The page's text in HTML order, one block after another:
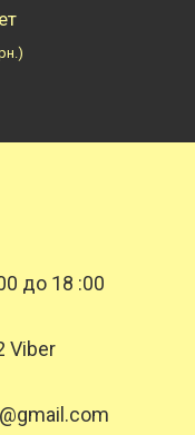
до 18 :00
Viber